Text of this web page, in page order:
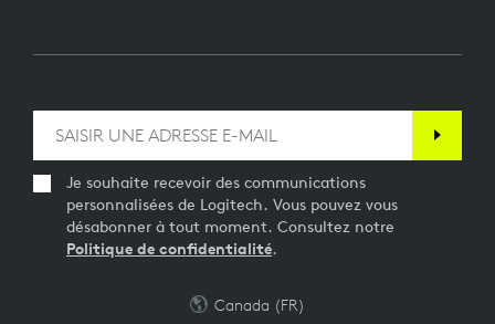
Je souhaite recevoir des communications
personnalisées de Logitech. Vous pouvez vous
désabonner à tout moment. Consultez notre
Politique de confidentialité.
Canada (FR)